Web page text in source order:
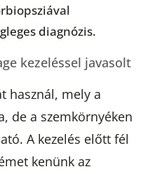
diagnózis.
kezeléssel javasolt
használ, mely a
de a szemkörnyéken
A kezelés előtt fél
kenünk az